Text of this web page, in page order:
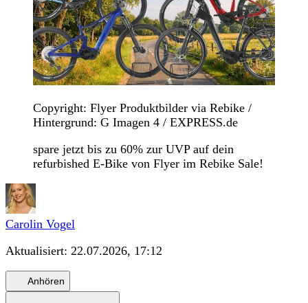
Copyright: Flyer Produktbilder via Rebike /
Hintergrund: G Imagen 4 / EXPRESS.de
spare jetzt bis zu 60% zur UVP auf dein
refurbished E-Bike von Flyer im Rebike Sale!
Carolin Vogel
Aktualisiert: 22.07.2026, 17:12
Anhören